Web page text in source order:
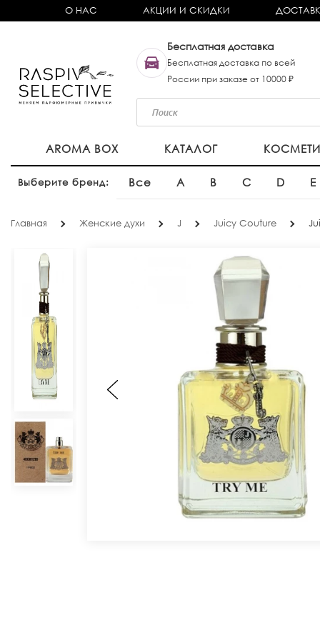
О НАС АКЦИИ И СКИДКИ
Бесплатная доставка
Бесплатная доставка по всей
России при заказе от 10000 ₽
AROMA BOX КАТАЛОГ
Выберите бренд: Все A B C D E
Главная Женские духи J Juicy Couture